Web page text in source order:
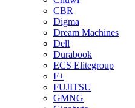
CBR
Digma
Dream Machines
Dell
Durabook
ECS Elitegroup
F+
FUJITSU
GMNG